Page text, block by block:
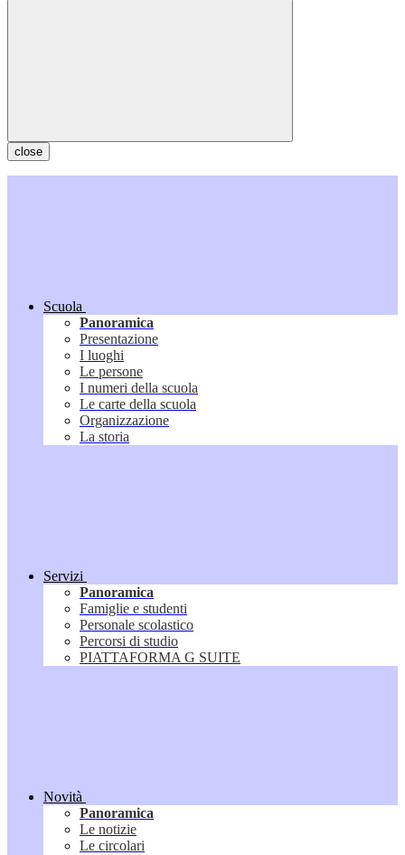
close
Scuola
Panoramica
Presentazione
I luoghi
Le persone
I numeri della scuola
Le carte della scuola
Organizzazione
La storia
Servizi
Panoramica
Famiglie e studenti
Personale scolastico
Percorsi di studio
PIATTAFORMA G SUITE
Novità
Panoramica
Le notizie
Le circolari